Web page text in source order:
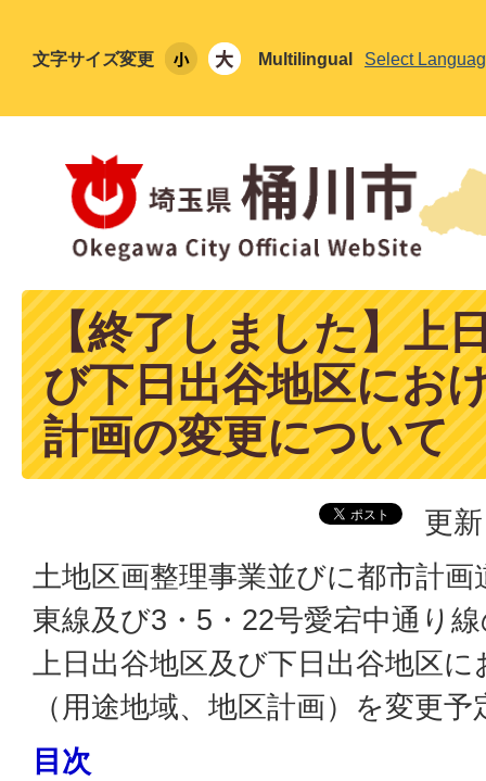
文字サイズ変更 Multilingual Select
【終了しました】上
び下日出谷地区にお
計画の変更について
更
土地区画整理事業並びに都市計画
東線及び3・5・22号愛宕中通り
上日出谷地区及び下日出谷地区
（用途地域、地区計画）を変更
目次